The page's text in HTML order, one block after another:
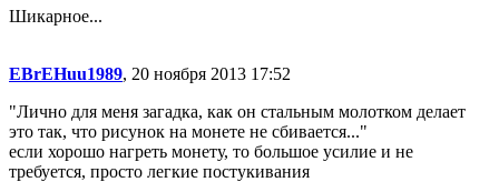
Шикарное...
EBrEHuu1989, 20 ноября 2013 17:52
"Лично для меня загадка, как он стальным молотком делает
это так, что рисунок на монете не сбивается..."
если хорошо нагреть монету, то большое усилие и не
требуется, просто легкие постукивания